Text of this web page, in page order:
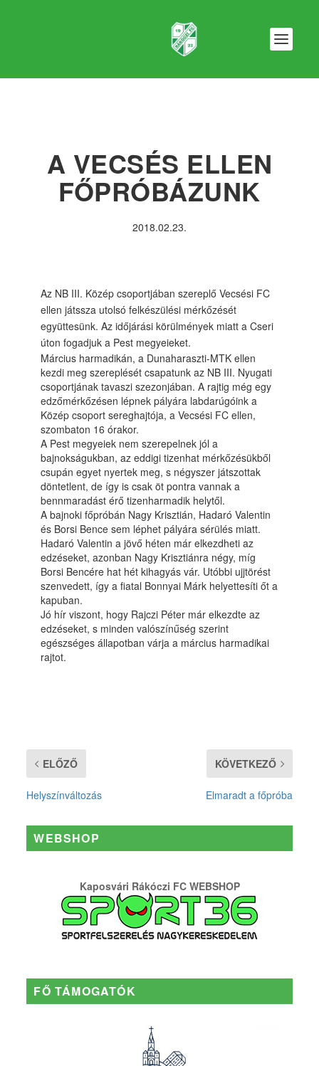
A VECSÉS ELLEN
FŐPRÓBÁZUNK
2018.02.23.
Az NB III. Közép csoportjában szereplő Vecsési FC
ellen játssza utolsó felkészülési mérkőzését
együttesünk. Az időjárási körülmények miatt a Cseri
úton fogadjuk a Pest megyeieket.
Március harmadikán, a Dunaharaszti-MTK ellen
kezdi meg szereplését csapatunk az NB III. Nyugati
csoportjának tavaszi szezonjában. A rajtig még egy
edzőmérkőzésen lépnek pályára labdarúgóink a
Közép csoport sereghajtója, a Vecsési FC ellen,
szombaton 16 órakor.
A Pest megyeiek nem szerepelnek jól a
bajnokságukban, az eddigi tizenhat mérkőzésükből
csupán egyet nyertek meg, s négyszer játszottak
döntetlent, de így is csak öt pontra vannak a
bennmaradást érő tizenharmadik helytől.
A bajnoki főpróbán Nagy Krisztián, Hadaró Valentin
és Borsi Bence sem léphet pályára sérülés miatt.
Hadaró Valentin a jövő héten már elkezdheti az
edzéseket, azonban Nagy Krisztiánra négy, míg
Borsi Bencére hat hét kihagyás vár. Utóbbi ujjtörést
szenvedett, így a fiatal Bonnyai Márk helyettesíti őt a
kapuban.
Jó hír viszont, hogy Rajczi Péter már elkezdte az
edzéseket, s minden valószínűség szerint
egészséges állapotban várja a március harmadikai
rajtot.
ELŐZŐ
Helyszínváltozás
KÖVETKEZŐ
Elmaradt a főpróba
WEBSHOP
Kaposvári Rákóczi FC WEBSHOP
FŐ TÁMOGATÓK